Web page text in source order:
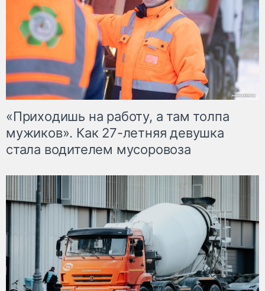
«Приходишь на работу, а там толпа
мужиков». Как 27-летняя девушка
стала водителем мусоровоза